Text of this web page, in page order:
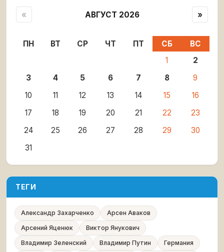
« АВГУСТ 2026 »
ПН ВТ СР ЧТ ПТ СБ
ВС
1
2
3
4 5 6 7 8
9
10
11 12 13 14 15
16
17
18 19 20 21 22
23
24
25 26 27 28 29
30
31
ТЕГИ
Александр Захарченко
Арсен Аваков
Арсений Яценюк
Виктор Янукович
Владимир Зеленский
Владимир Путин
Германия